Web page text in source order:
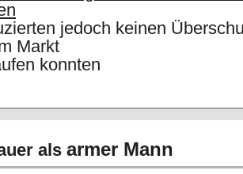
jedoch keinen
Markt
konnten
reichten nicht einmal
der Familien aus
als armer Mann